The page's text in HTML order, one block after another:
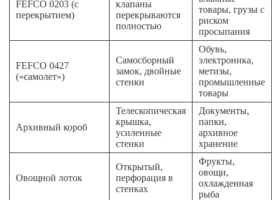
FEFCO 0203 (с
перекрытием)
клапаны
перекрываются
полностью
товары, грузы с
риском
просыпания
FEFCO 0427
(«самолет»)
Самосборный
замок, двойные
стенки
Обувь,
электроника,
метизы,
промышленные
товары
Архивный короб
Телескопическая
крышка,
усиленные
стенки
Документы,
папки,
архивное
хранение
Овощной лоток
Открытый,
перфорация в
стенках
Фрукты,
овощи,
охлажденная
рыба